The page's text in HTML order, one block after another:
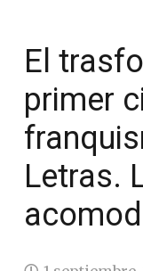
El
primer
Letras.